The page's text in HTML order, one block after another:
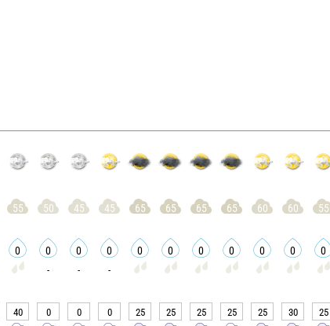
55 50 45 45 65 65 65 65 60 60 55
0 0 0 0 0 0 0 0 0 0 0
- - -
40 0 0 0 25 25 25 25 25 30 25